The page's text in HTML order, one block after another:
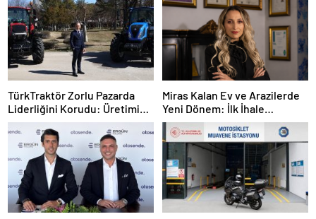
TürkTraktör Zorlu Pazarda
Liderliğini Korudu: Üretimin
Yüzde 58’ini, İhracatın Yüzde
74’ünü Karşıladı
Miras Kalan Ev ve Arazilerde
Yeni Dönem: İlk İhale
Mirasçılara Ayrıldı